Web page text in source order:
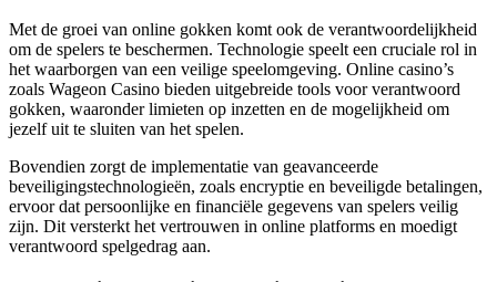
Met de groei van online gokken komt ook de verantwoordelijkheid
om de spelers te beschermen. Technologie speelt een cruciale rol in
het waarborgen van een veilige speelomgeving. Online casino’s
zoals Wageon Casino bieden uitgebreide tools voor verantwoord
gokken, waaronder limieten op inzetten en de mogelijkheid om
jezelf uit te sluiten van het spelen.
Bovendien zorgt de implementatie van geavanceerde
beveiligingstechnologieën, zoals encryptie en beveiligde betalingen,
ervoor dat persoonlijke en financiële gegevens van spelers veilig
zijn. Dit versterkt het vertrouwen in online platforms en moedigt
verantwoord spelgedrag aan.